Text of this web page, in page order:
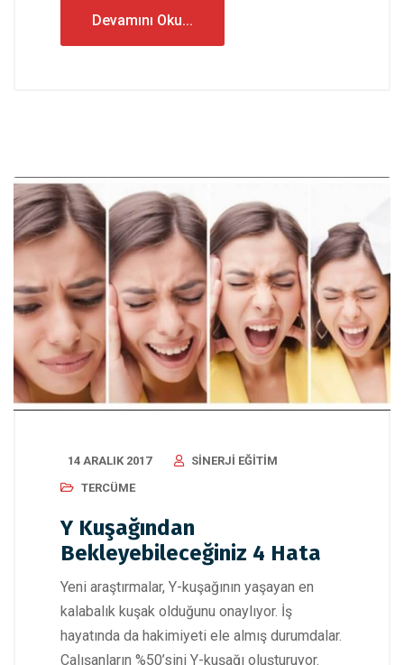
Devamını Oku...
14 ARALIK 2017
SINERJI EĞITIM
TERCÜME
Y Kuşağından
Bekleyebileceğiniz 4 Hata
Yeni araştırmalar, Y-kuşağının yaşayan en
kalabalık kuşak olduğunu onaylıyor. İş
hayatında da hakimiyeti ele almış durumdalar.
Çalışanların %50’sini Y-kuşağı oluşturuyor.